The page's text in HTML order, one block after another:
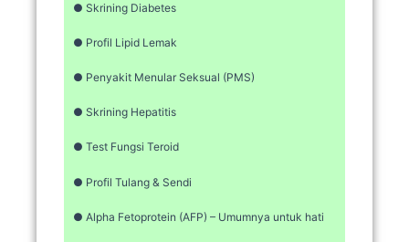
● Skrining Diabetes
● Profil Lipid Lemak
● Penyakit Menular Seksual (PMS)
● Skrining Hepatitis
● Test Fungsi Teroid
● Profil Tulang & Sendi
● Alpha Fetoprotein (AFP) – Umumnya untuk hati